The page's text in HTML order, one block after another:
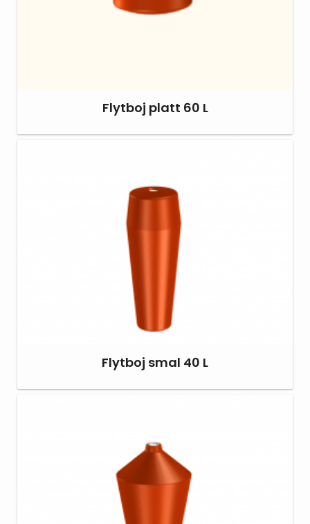
Flytboj platt 60 L
Flytboj smal 40 L